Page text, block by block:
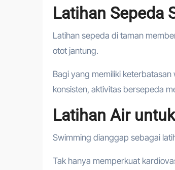
Latihan Sepeda
Latihan sepeda di taman
otot jantung.
Bagi yang memiliki
konsisten, aktivitas bersepeda
Latihan Air
Swimming dianggap sebagai
Tak hanya memperkuat